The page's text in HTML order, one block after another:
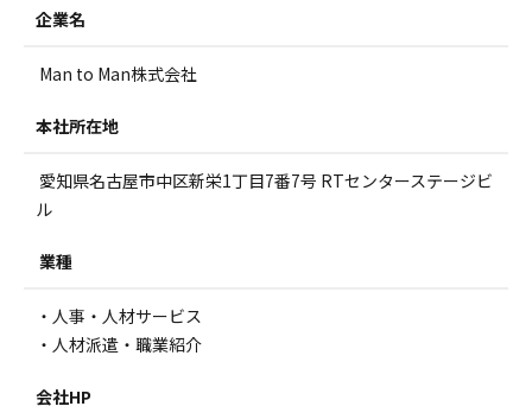
企業名
Man to Man株式会社
本社所在地
愛知県名古屋市中区新栄1丁目7番7号 RTセンターステージビ
ル
業種
・人事・人材サービス
・人材派遣・職業紹介
会社HP